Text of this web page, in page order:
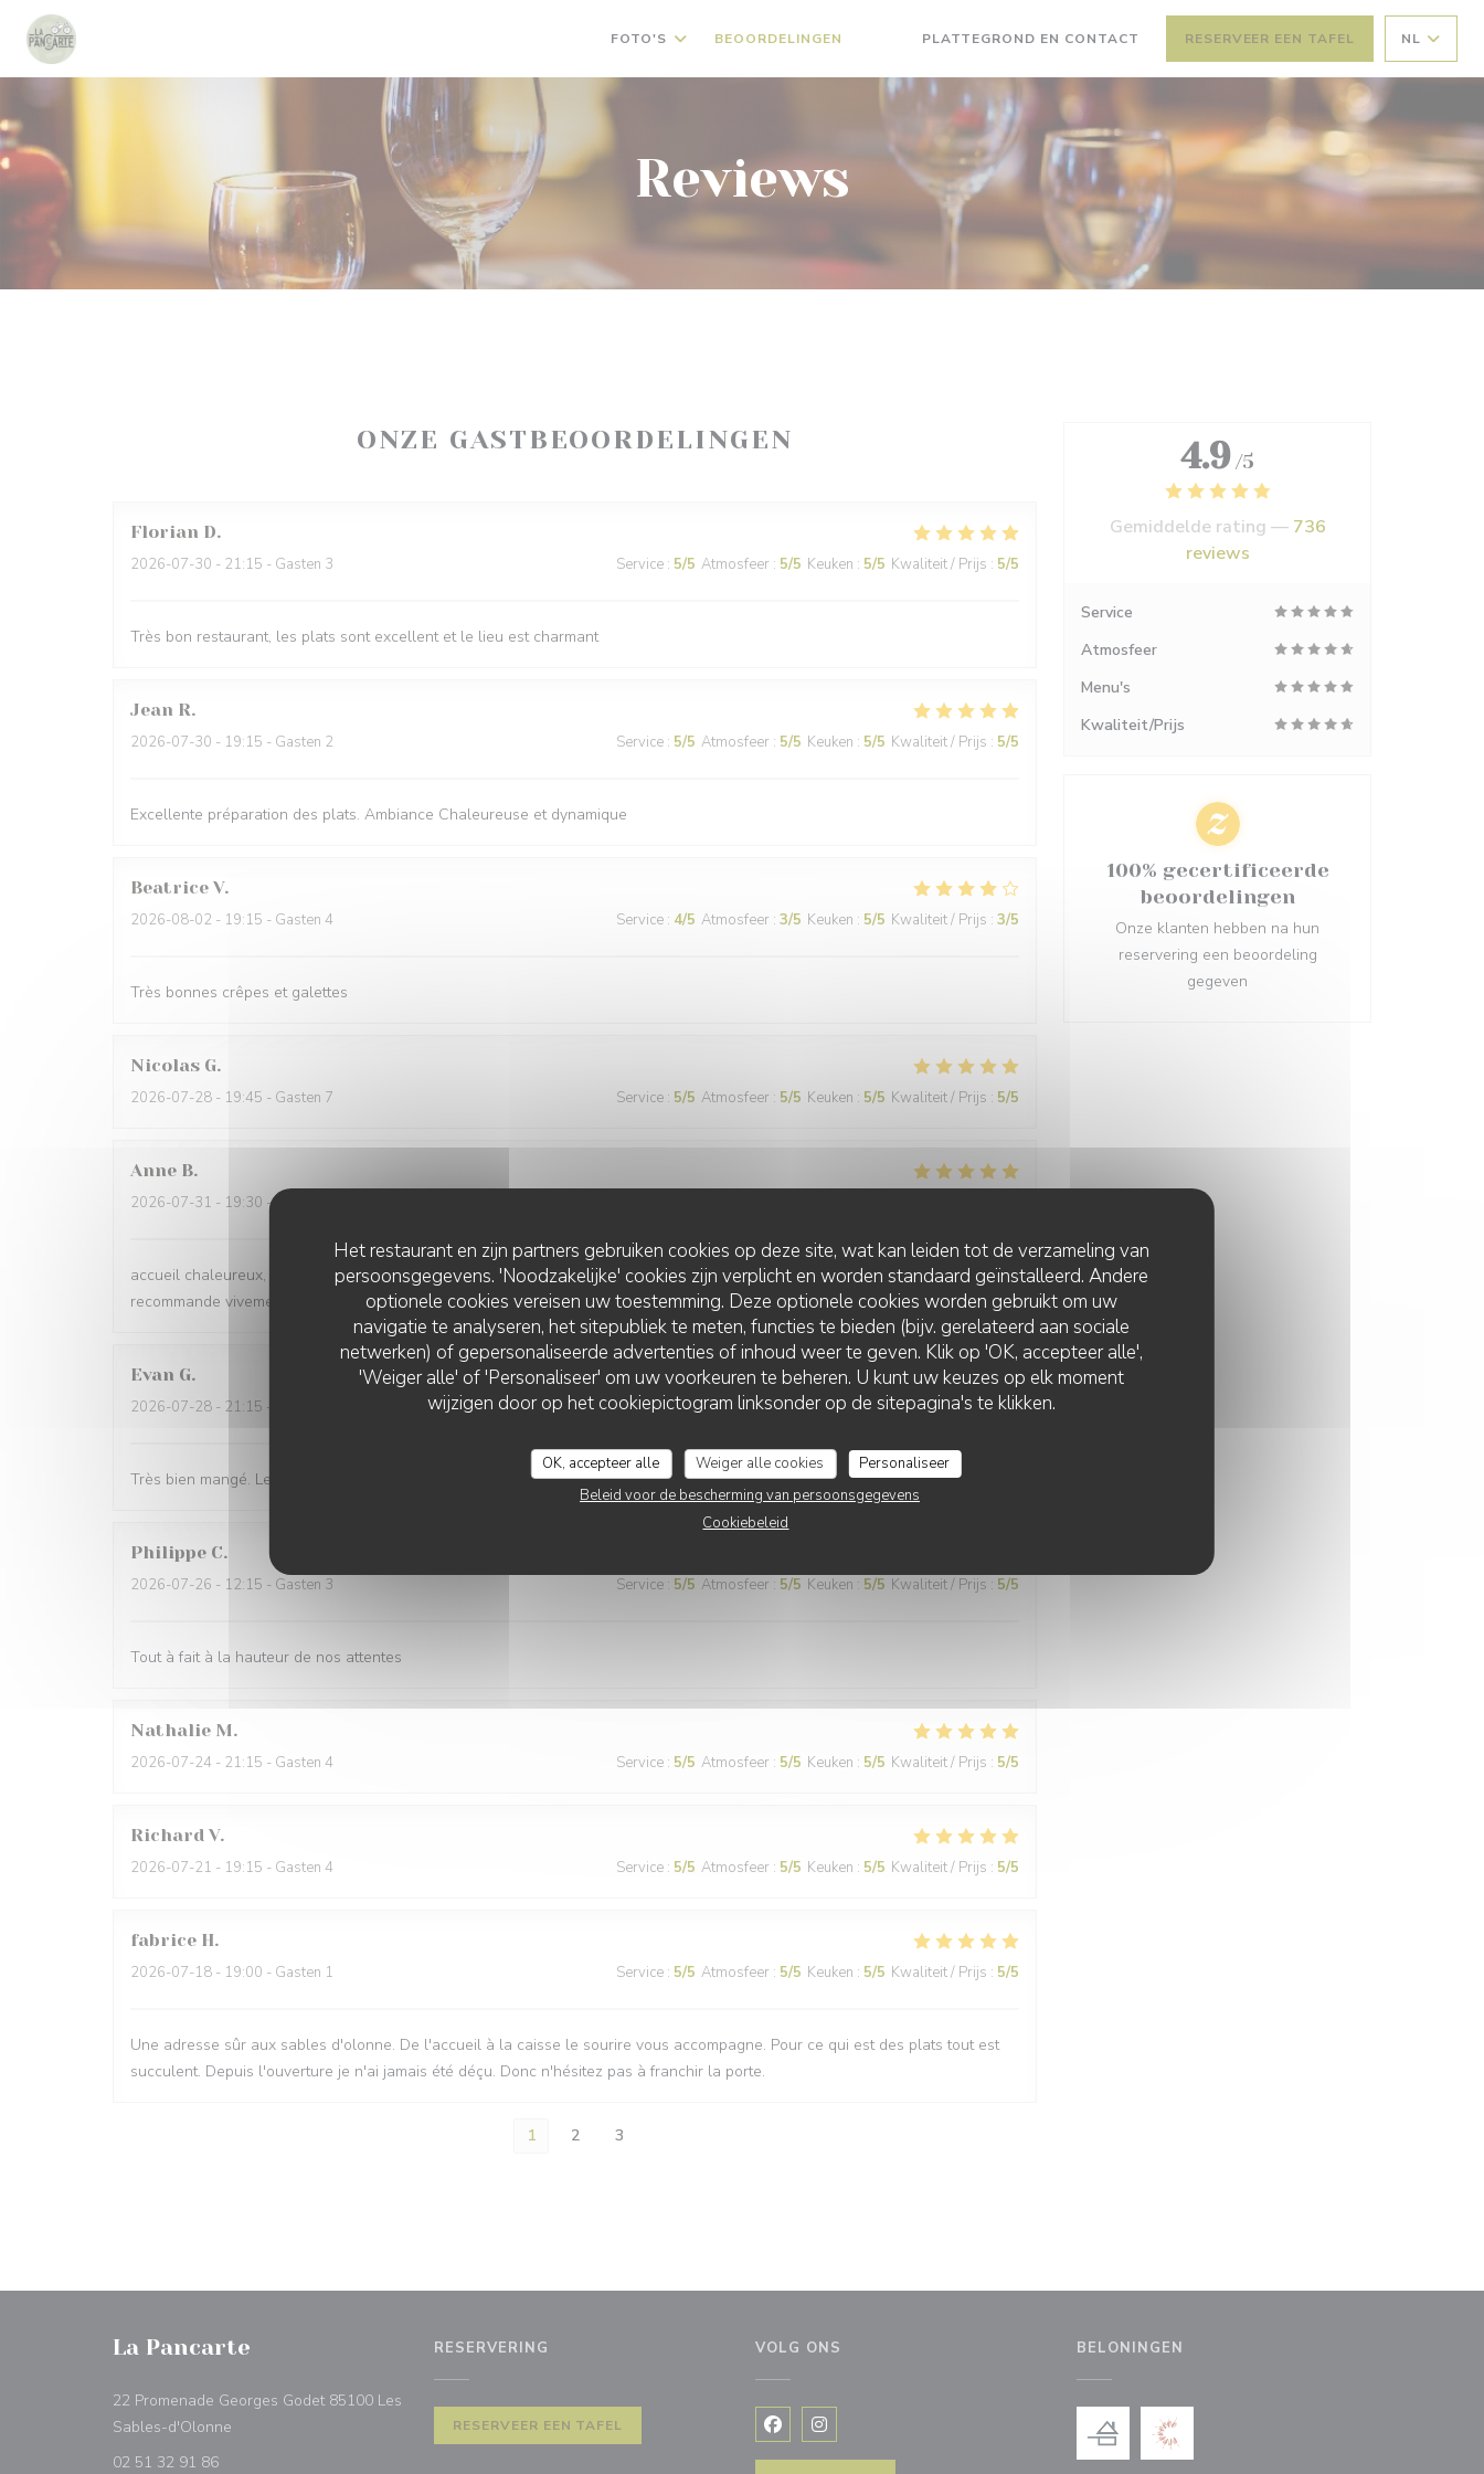
Cookies beheer paneel
Het restaurant en zijn partners gebruiken cookies op deze site, wat kan leiden tot de verzameling van
persoonsgegevens. 'Noodzakelijke' cookies zijn verplicht en worden standaard geïnstalleerd. Andere
optionele cookies vereisen uw toestemming. Deze optionele cookies worden gebruikt om uw
navigatie te analyseren, het sitepubliek te meten, functies te bieden (bijv. gerelateerd aan sociale
netwerken) of gepersonaliseerde advertenties of inhoud weer te geven. Klik op 'OK, accepteer alle',
'Weiger alle' of 'Personaliseer' om uw voorkeuren te beheren. U kunt uw keuzes op elk moment
wijzigen door op het cookiepictogram linksonder op de sitepagina's te klikken.
OK, accepteer alle Weiger alle cookies
Personaliseer
Beleid voor de bescherming van persoonsgegevens
Cookiebeleid
FOTO'S BEOORDELINGEN PLATTEGROND EN CONTACT RESERVEER EEN TAFEL NL
Reviews
ONZE GASTBEOORDELINGEN
Florian D
2026-07-30 - 21:15 - Gasten 3 Service : 5/5 Atmosfeer : 5/5 Keuken : 5/5 Kwaliteit / Prijs : 5/5
Très bon restaurant, les plats sont excellent et le lieu est charmant
Jean R
2026-07-30 - 19:15 - Gasten 2 Service : 5/5 Atmosfeer : 5/5 Keuken : 5/5 Kwaliteit / Prijs : 5/5
Excellente préparation des plats. Ambiance Chaleureuse et dynamique
Beatrice V
2026-08-02 - 19:15 - Gasten 4 Service : 4/5 Atmosfeer : 3/5 Keuken : 5/5 Kwaliteit / Prijs : 3/5
Très bonnes crêpes et galettes
Nicolas G
2026-07-28 - 19:45 - Gasten 7 Service : 5/5 Atmosfeer : 5/5 Keuken : 5/5 Kwaliteit / Prijs : 5/5
Anne B
2026-07-31 - 19:30 - Gasten 2
accueil chaleureux, les galettes sont excellentes, dorées à point, bien garnies salées ou sucrées. produits de qualité! je
recommande vivement cette adresse
Evan G
2026-07-28 - 21:15 - Gasten 2 Service:5/5 Atmosfeer:5/5 Keuken:4 /5 Kwaliteit / Prijs: 5/5
Très bien mangé. Le personnel adorable Je recommande cette crêperie
Philippe C
2026-07-26 - 12:15 - Gasten 3 Service : 5/5 Atmosfeer : 5/5 Keuken : 5/5 Kwaliteit / Prijs : 5/5
Tout à fait à la hauteur de nos attentes
Nathalie M
2026-07-24 - 21:15 - Gasten 4 Service : 5/5 Atmosfeer : 5/5 Keuken : 5/5 Kwaliteit / Prijs : 5/5
Richard V
2026-07-21 - 19:15 - Gasten 4 Service : 5/5 Atmosfeer : 5/5 Keuken : 5/5 Kwaliteit / Prijs : 5/5
fabrice H
2026-07-18 - 19:00 - Gasten 1 Service : 5/5 Atmosfeer : 5/5 Keuken : 5/5 Kwaliteit / Prijs : 5/5
Une adresse sûr aux sables d'olonne. De l'accueil à la caisse le sourire vous accompagne. Pour ce qui est des plats tout est
succulent. Depuis l'ouverture je n'ai jamais été déçu. Donc n'hésitez pas à franchir la porte.
1 2 3
4.9 /5
Gemiddelde rating — 736
reviews
Service
Atmosfeer
Menu's
Kwaliteit/Prijs
100% gecertificeerde
beoordelingen
Onze klanten hebben na hun
reservering een beoordeling
gegeven
La Pancarte
22 Promenade Georges Godet 85100 Les
Sables-d'Olonne
02 51 32 91 86
RESERVERING
RESERVEER EEN TAFEL
VOLG ONS
Facebook ((opent in een nieuw venster))
Instagram ((opent in een nieuw venster))
BELONINGEN